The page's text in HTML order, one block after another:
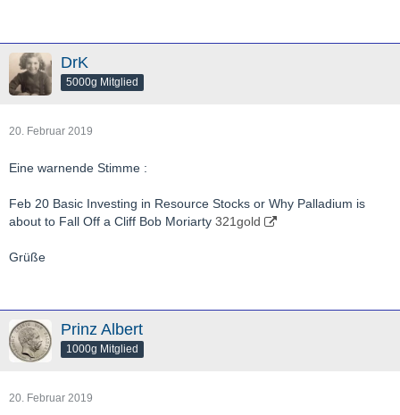
DrK
5000g Mitglied
20. Februar 2019
Eine warnende Stimme :
Feb 20 Basic Investing in Resource Stocks or Why Palladium is
about to Fall Off a Cliff Bob Moriarty 321gold
Grüße
Prinz Albert
1000g Mitglied
20. Februar 2019